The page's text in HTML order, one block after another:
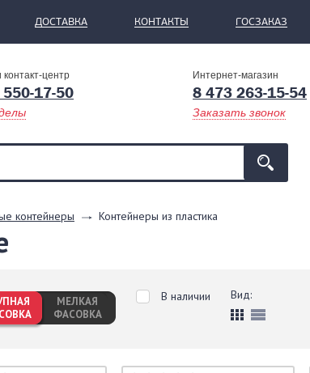
ДОСТАВКА КОНТАКТЫ ГОСЗАКАЗ
центр
17-50
Интернет-магазин
8 473 263-15-54
Заказать звонок
контейнеры Контейнеры из пластика
МЕЛКАЯ
ФАСОВКА
В наличии Вид: